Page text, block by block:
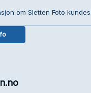
om Sletten Foto